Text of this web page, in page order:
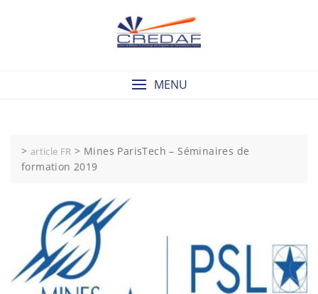
MENU
> article FR > Mines ParisTech – Séminaires de
formation 2019